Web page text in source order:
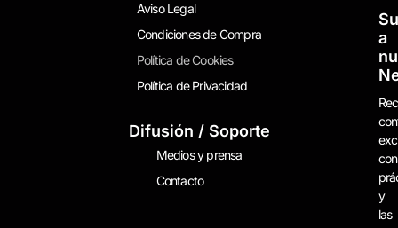
Aviso Legal
Condiciones de Compra
Política de Cookies
Política de Privacidad
Difusión / Soporte
Medios y prensa
Contacto
a
y
las